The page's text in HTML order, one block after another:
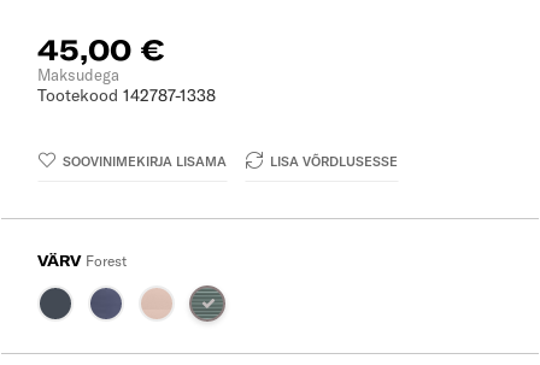
45,00 €
Maksudega
Tootekood 142787-1338
SOOVINIMEKIRJA LISAMA LISA VÕRDLUSESSE
VÄRV Forest